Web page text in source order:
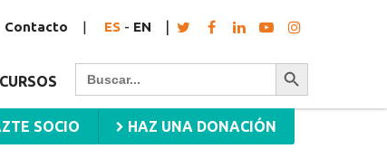
Contacto ES - EN
Buscar: Botón de búsqueda
SOCIO HAZ UNA DONACIÓN